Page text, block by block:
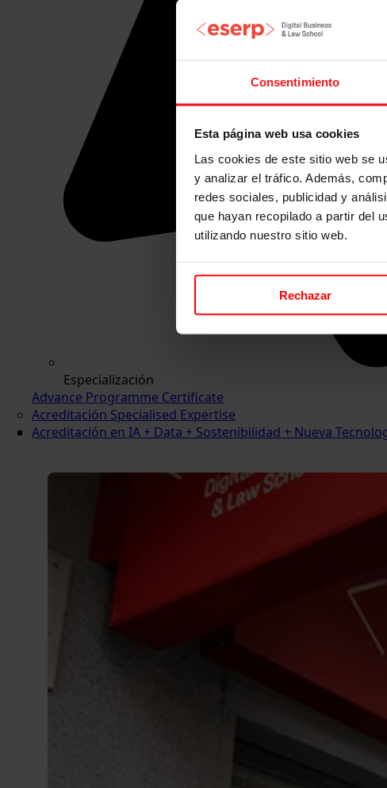
Consentimiento
Esta página web usa cookies
Las cookies de este sitio web se
y analizar el tráfico. Además,
redes sociales, publicidad y
que hayan recopilado a partir del
utilizando nuestro sitio web.
Rechazar
Especialización
Advance Programme Certificate
Acreditación Specialised Expertise
Acreditación en IA + Data + Sostenibilidad + Nueva